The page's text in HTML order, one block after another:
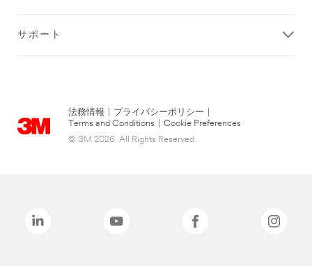
サポート
法務情報 プライバシーポリシー
Terms and Conditions
Cookie Preferences
© 3M 2026. All Rights Reserved.